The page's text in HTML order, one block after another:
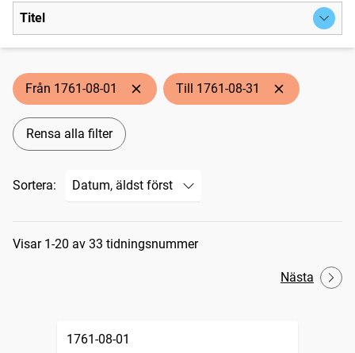
Titel
Från 1761-08-01 Till 1761-08-31
Rensa alla filter
Sortera:
Sökresultat
Visar 1-20 av 33 tidningsnummer
Nästa
1761-08-01